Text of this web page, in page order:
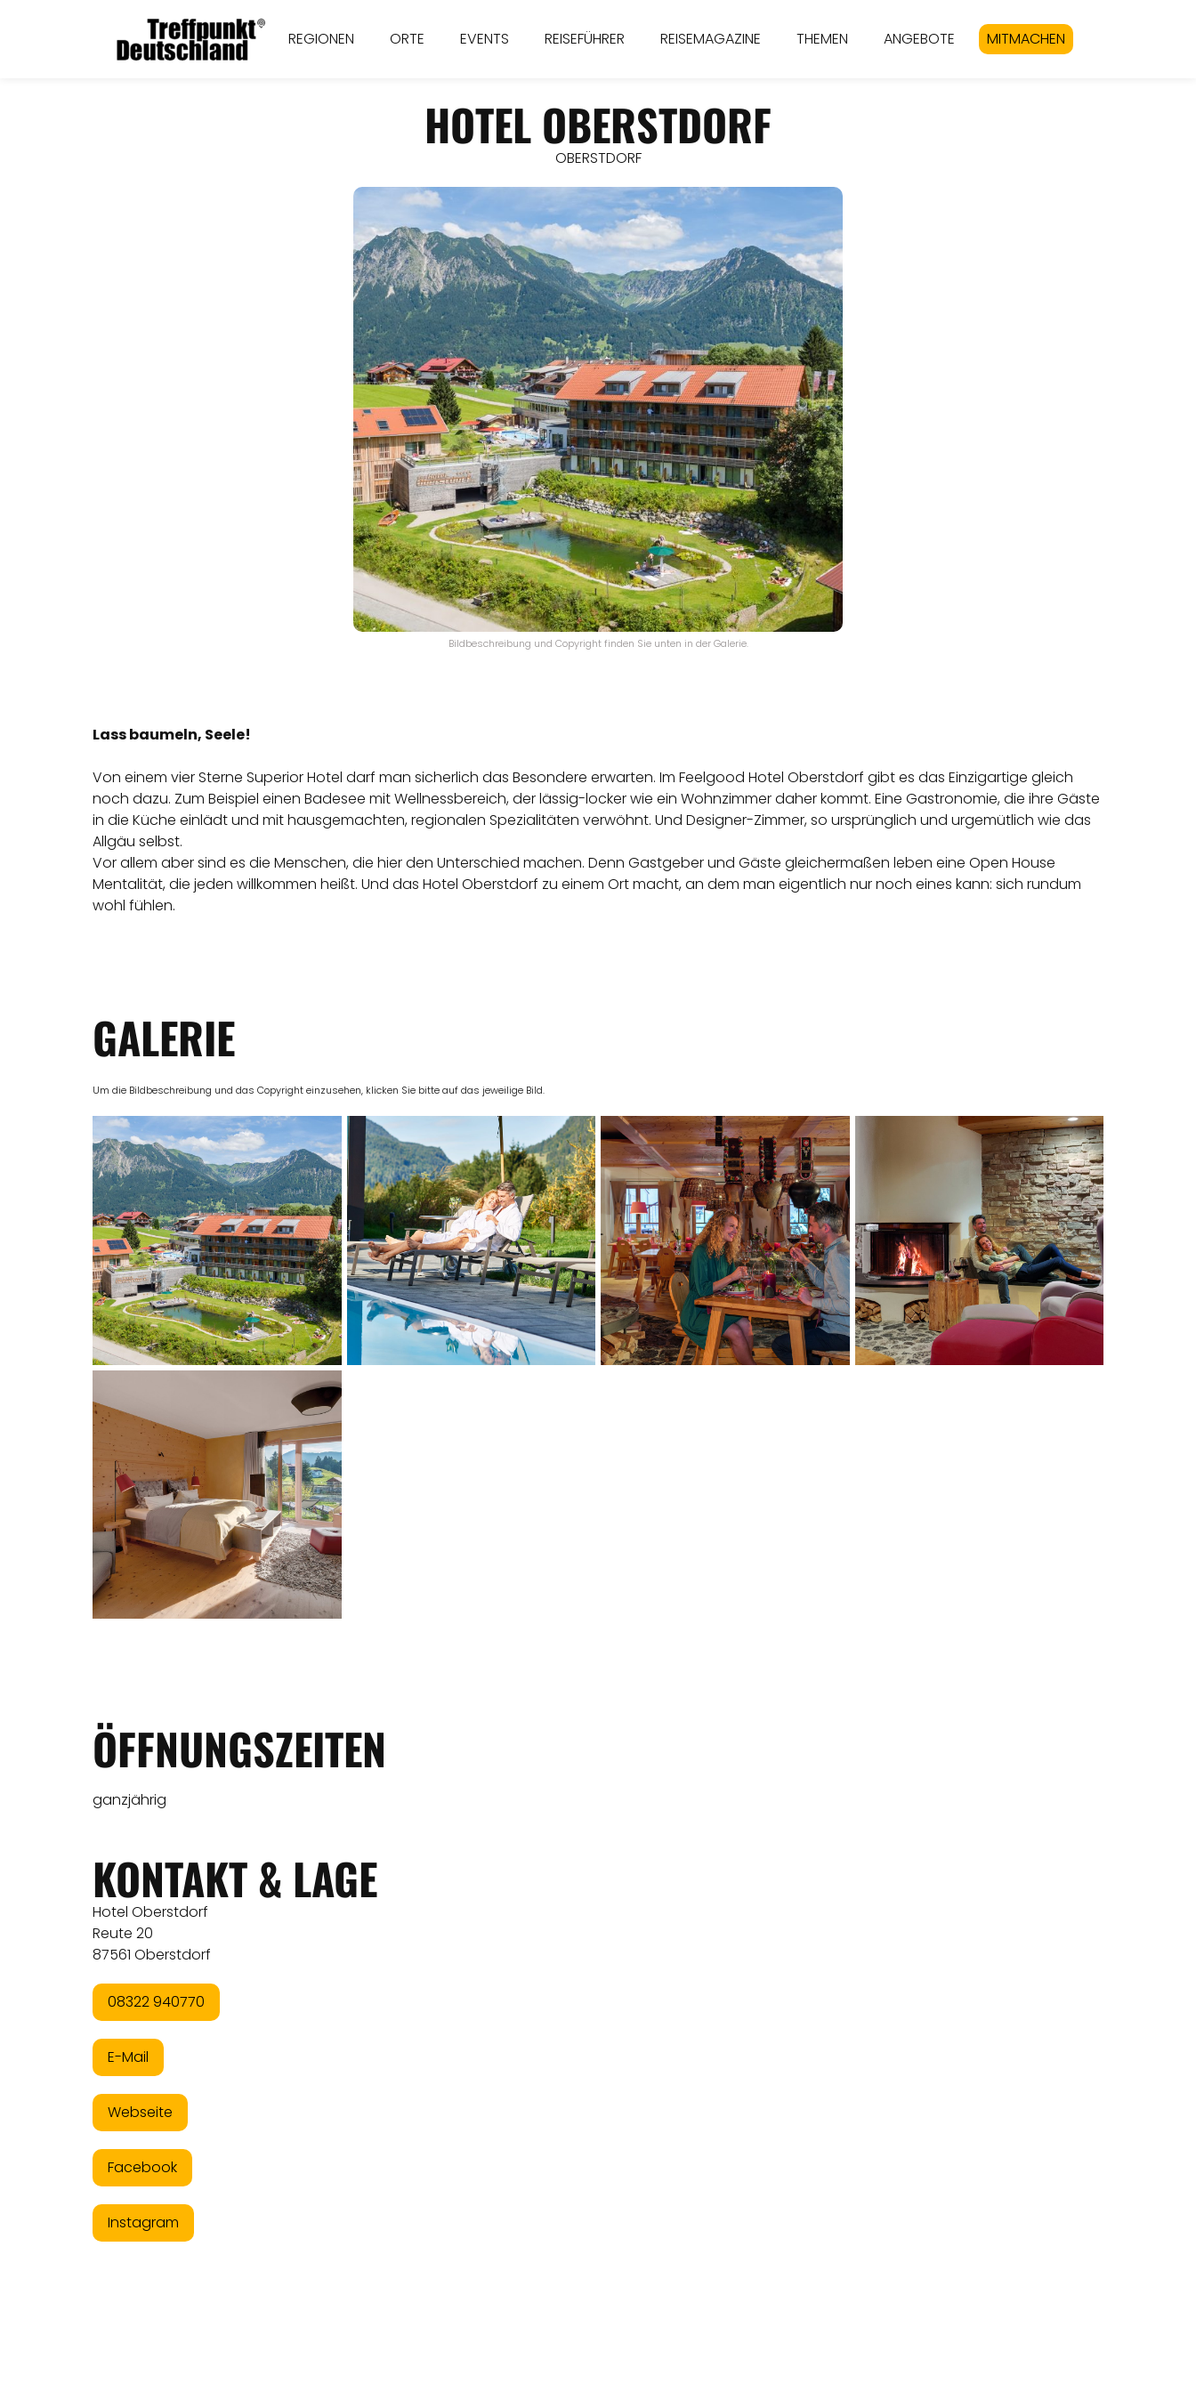
REGIONEN ORTE EVENTS REISEFÜHRER REISEMAGAZINE THEMEN ANGEBOTE MITMACHEN
HOTEL OBERSTDORF
OBERSTDORF
Bildbeschreibung und Copyright finden Sie unten in der Galerie.
Lass baumeln, Seele!
Von einem vier Sterne Superior Hotel darf man sicherlich das Besondere erwarten. Im Feelgood Hotel Oberstdorf gibt es das Einzigartige gleich
noch dazu. Zum Beispiel einen Badesee mit Wellnessbereich, der lässig-locker wie ein Wohnzimmer daher kommt. Eine Gastronomie, die ihre Gäste
in die Küche einlädt und mit hausgemachten, regionalen Spezialitäten verwöhnt. Und Designer-Zimmer, so ursprünglich und urgemütlich wie das
Allgäu selbst.
Vor allem aber sind es die Menschen, die hier den Unterschied machen. Denn Gastgeber und Gäste gleichermaßen leben eine Open House
Mentalität, die jeden willkommen heißt. Und das Hotel Oberstdorf zu einem Ort macht, an dem man eigentlich nur noch eines kann: sich rundum
wohl fühlen.
GALERIE
Um die Bildbeschreibung und das Copyright einzusehen, klicken Sie bitte auf das jeweilige Bild.
ÖFFNUNGSZEITEN
ganzjährig
KONTAKT & LAGE
Hotel Oberstdorf
Reute 20
87561 Oberstdorf
08322 940770
E-Mail
Webseite
Facebook
Instagram